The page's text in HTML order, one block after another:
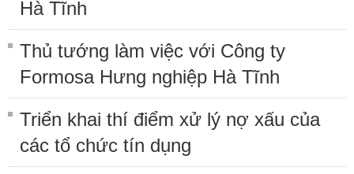
Hà Tĩnh
Thủ tướng làm việc với Công ty
Formosa Hưng nghiệp Hà Tĩnh
Triển khai thí điểm xử lý nợ xấu của
các tổ chức tín dụng